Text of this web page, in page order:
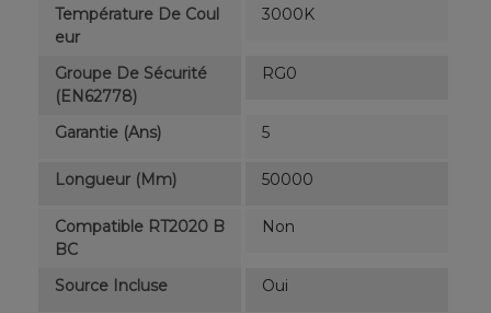
Température De Coul
Eur
3000K
Groupe De Sécurité
(EN62778)
RG0
Garantie (ans) 5
Longueur (mm) 50000
Compatible RT2020 B
BC
Non
Source Incluse Oui